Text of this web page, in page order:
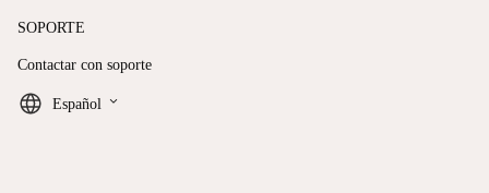
SOPORTE
Contactar con soporte
Español keyboard_arrow_down